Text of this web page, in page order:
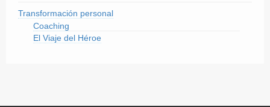
Transformación personal
Coaching
El Viaje del Héroe